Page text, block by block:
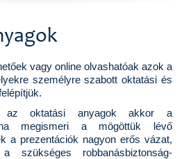
vagy online olvashatóak azok a
személyre szabott oktatási és
az oktatási anyagok akkor a
ha megismeri a mögöttük lévő
a prezentációk nagyon erős vázat,
szükséges robbanásbiztonság-